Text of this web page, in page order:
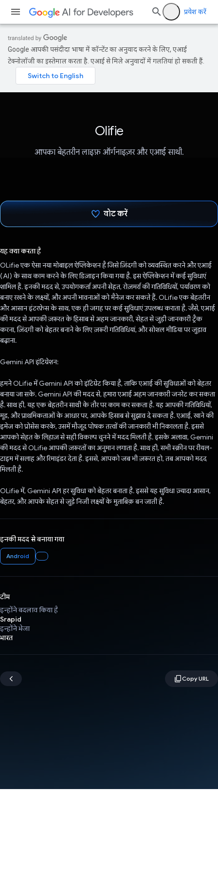
प्रवेश करें
Google आपकी पसंदीदा भाषा में कॉन्टेंट का अनुवाद करने के लिए, एआई
टेक्नोलॉजी का इस्तेमाल करता है. एआई से मिले अनुवादों में गलतियां हो सकती हैं.
Olifie
आपका बेहतरीन लाइफ़ ऑर्गनाइज़र और एआई साथी.
वोट करें
यह क्या करता है
OLifie एक ऐसा नया मोबाइल ऐप्लिकेशन है जिसे ज़िंदगी को व्यवस्थित करने और एआई
(AI) के साथ काम करने के लिए डिज़ाइन किया गया है. इस ऐप्लिकेशन में कई सुविधाएं
शामिल हैं. इनकी मदद से, उपयोगकर्ता अपनी सेहत, रोज़मर्रा की गतिविधियों, पर्यावरण को
बनाए रखने के लक्ष्यों, और अपनी भावनाओं को मैनेज कर सकते हैं. OLifie एक बेहतरीन
और आसान इंटरफ़ेस के साथ, एक ही जगह पर कई सुविधाएं उपलब्ध कराता है. जैसे, एआई
की मदद से आपकी ज़रूरत के हिसाब से अहम जानकारी, सेहत से जुड़ी जानकारी ट्रैक
करना, ज़िंदगी को बेहतर बनाने के लिए ज़रूरी गतिविधियां, और सोशल मीडिया पर जुड़ाव
बढ़ाना.
Gemini API इंटिग्रेशन:
हमने OLifie में Gemini API को इंटिग्रेट किया है, ताकि एआई की सुविधाओं को बेहतर
बनाया जा सके. Gemini API की मदद से, हमारा एआई अहम जानकारी जनरेट कर सकता
है. साथ ही, यह एक बेहतरीन साथी के तौर पर काम कर सकता है. यह आपकी गतिविधियों,
मूड, और प्राथमिकताओं के आधार पर, आपके हिसाब से सुझाव दे सकता है. एआई, खाने की
इमेज को प्रोसेस करके, उसमें मौजूद पोषक तत्वों की जानकारी भी निकालता है. इससे
आपको सेहत के लिहाज़ से सही विकल्प चुनने में मदद मिलती है. इसके अलावा, Gemini
की मदद से OLifie आपकी ज़रूरतों का अनुमान लगाता है. साथ ही, सभी स्क्रीन पर रीयल-
टाइम में सलाह और रिमाइंडर देता है. इससे, आपको जब भी ज़रूरत हो, तब आपको मदद
मिलती है.
OLifie में, Gemini API हर सुविधा को बेहतर बनाता है. इससे यह सुविधा ज़्यादा आसान,
बेहतर, और आपके सेहत से जुड़े निजी लक्ष्यों के मुताबिक़ बन जाती है.
इनकी मदद से बनाया गया
Android
टीम
इन्होंने बदलाव किया है
Srapid
इन्होंने भेजा
भारत